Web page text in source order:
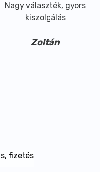
nagy
Nagy választék, gyors
kiszolgálás
Zoltán
fizetés